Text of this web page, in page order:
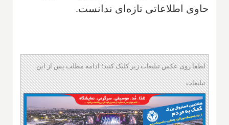
حاوی اطلاعاتی تازه‌ای ندانست.
لطفا روی عکس تبلیغات زیر کلیک کنید؛ ادامه مطلب پس از این
تبلیغات